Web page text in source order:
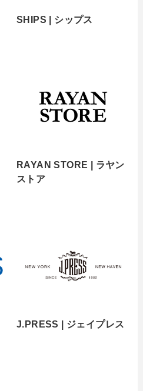
SHIPS | シップス
RAYAN STORE | ラヤン
ストア
J.PRESS | ジェイプレス